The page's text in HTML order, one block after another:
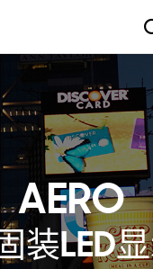
AERO
装LED